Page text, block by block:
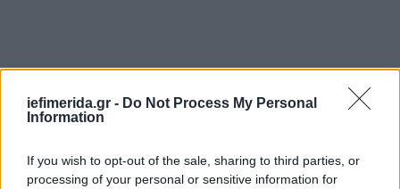
iefimerida.gr - Do Not Process My Personal
Information
If you wish to opt-out of the sale, sharing to third parties, or
processing of your personal or sensitive information for